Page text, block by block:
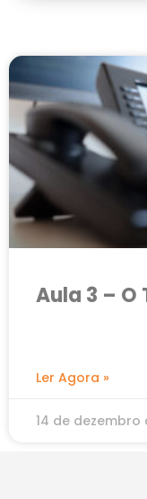
Aula 3 – O
Ler Agora »
14 de dezembro